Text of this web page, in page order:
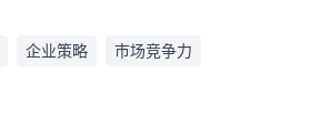
企业策略 市场竞争力